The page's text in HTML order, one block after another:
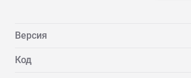
Версия
Код